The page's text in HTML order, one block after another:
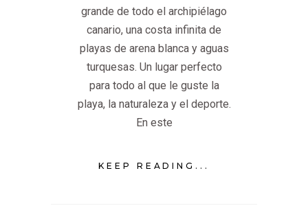
grande de todo el archipiélago
canario, una costa infinita de
playas de arena blanca y aguas
turquesas. Un lugar perfecto
para todo al que le guste la
playa, la naturaleza y el deporte.
En este
KEEP READING...